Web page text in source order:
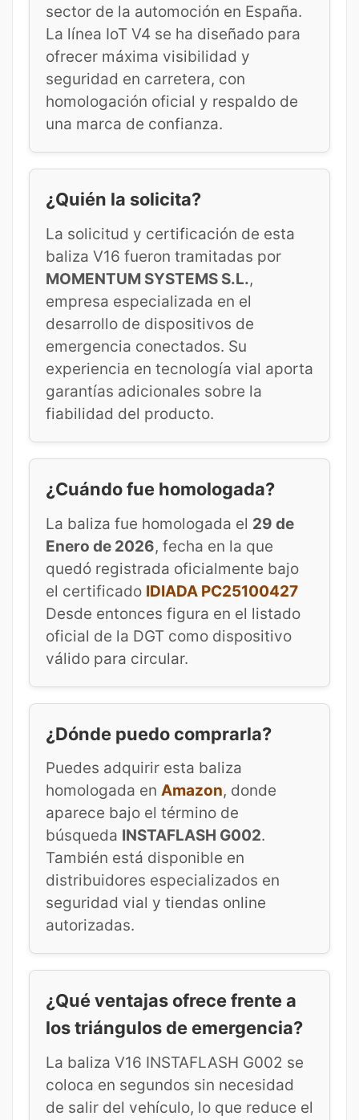
sector de la automoción en España.
La línea IoT V4 se ha diseñado para
ofrecer máxima visibilidad y
seguridad en carretera, con
homologación oficial y respaldo de
una marca de confianza.
¿Quién la solicita?
La solicitud y certificación de esta
baliza V16 fueron tramitadas por
MOMENTUM SYSTEMS S.L.,
empresa especializada en el
desarrollo de dispositivos de
emergencia conectados. Su
experiencia en tecnología vial aporta
garantías adicionales sobre la
fiabilidad del producto.
¿Cuándo fue homologada?
La baliza fue homologada el 29 de
Enero de 2026, fecha en la que
quedó registrada oficialmente bajo
el certificado IDIADA PC25100427
Desde entonces figura en el listado
oficial de la DGT como dispositivo
válido para circular.
¿Dónde puedo comprarla?
Puedes adquirir esta baliza
homologada en Amazon, donde
aparece bajo el término de
búsqueda INSTAFLASH G002.
También está disponible en
distribuidores especializados en
seguridad vial y tiendas online
autorizadas.
¿Qué ventajas ofrece frente a
los triángulos de emergencia?
La baliza V16 INSTAFLASH G002 se
coloca en segundos sin necesidad
de salir del vehículo, lo que reduce el